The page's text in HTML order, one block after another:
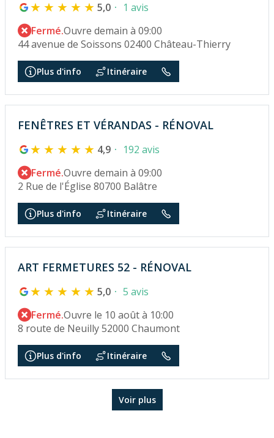
5,0
1 avis
Fermé.Ouvre demain à 09:00
44 avenue de Soissons 02400 Château-Thierry
Plus d'info Itinéraire
FENÊTRES ET VÉRANDAS - RÉNOVAL
4,9
192 avis
Fermé.Ouvre demain à 09:00
2 Rue de l'Église 80700 Balâtre
Plus d'info Itinéraire
ART FERMETURES 52 - RÉNOVAL
5,0
5 avis
Fermé.Ouvre le 10 août à 10:00
8 route de Neuilly 52000 Chaumont
Plus d'info Itinéraire
Voir plus